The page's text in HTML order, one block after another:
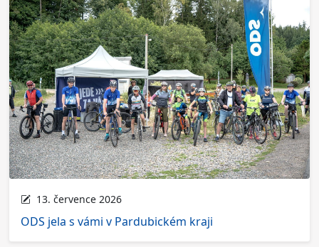
13. července 2026
ODS jela s vámi v Pardubickém kraji